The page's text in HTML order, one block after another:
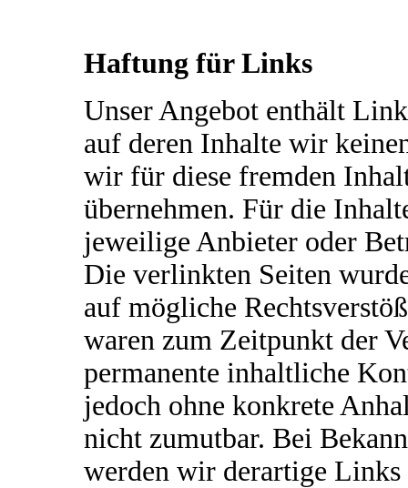
Haftung für Links
Unser Angebot enthält
auf deren Inhalte wir
wir für diese fremden
übernehmen. Für die
jeweilige Anbieter oder
Die verlinkten Seiten
auf mögliche
waren zum Zeitpunkt der
permanente inhaltliche
jedoch ohne konkrete
nicht zumutbar. Bei
werden wir derartige Links